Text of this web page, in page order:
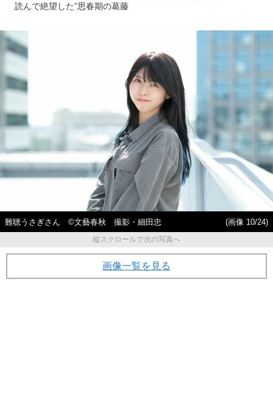
読んで絶望した”思春期の葛藤
難聴うさぎさん ©文藝春秋 撮影・細田忠
(画像 10/24)
縦スクロールで次の写真へ
画像一覧を見る